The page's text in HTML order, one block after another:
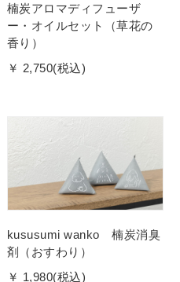
楠炭アロマディフューザ
ー・オイルセット（草花の
香り）
￥ 2,750(税込)
kususumi wanko 楠炭消臭
剤（おすわり）
￥ 1,980(税込)